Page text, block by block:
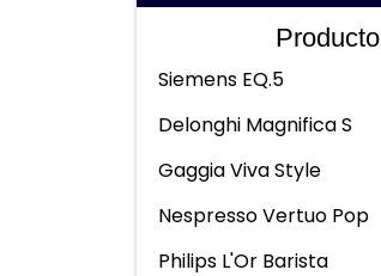
Producto
Siemens EQ.5
Delonghi Magnifica S
Gaggia Viva Style
Nespresso Vertuo Pop
Philips L'Or Barista